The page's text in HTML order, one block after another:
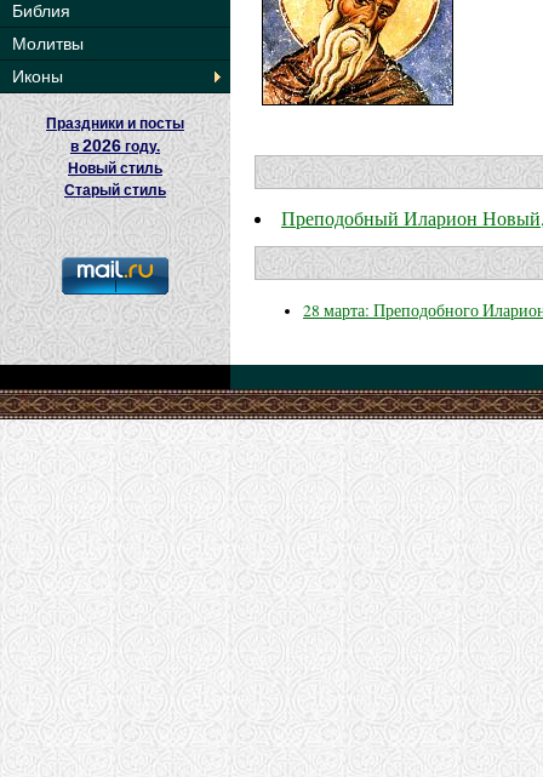
Библия
Молитвы
Иконы
Праздники и посты
в2026 году.
Новый стиль
Старый стиль
Преподобный Иларион
28 марта: Преподобного